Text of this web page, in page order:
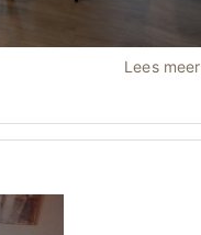
Lees